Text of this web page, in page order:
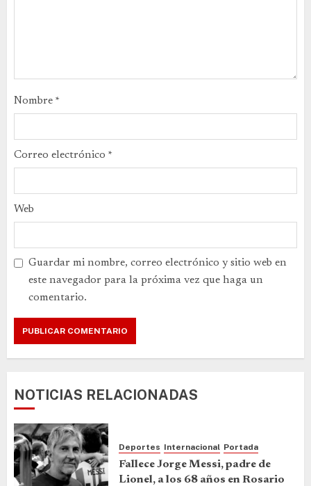
Nombre *
Correo electrónico *
Web
Guardar mi nombre, correo electrónico y sitio web en
este navegador para la próxima vez que haga un
comentario.
NOTICIAS RELACIONADAS
Deportes Internacional Portada
Fallece Jorge Messi, padre de
Lionel, a los 68 años en Rosario